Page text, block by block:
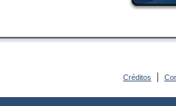
Créditos |